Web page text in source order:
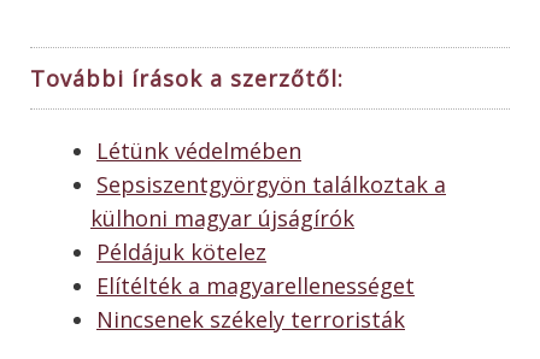
További írások a szerzőtől:
Létünk védelmében
Sepsiszentgyörgyön találkoztak a
külhoni magyar újságírók
Példájuk kötelez
Elítélték a magyarellenességet
Nincsenek székely terroristák